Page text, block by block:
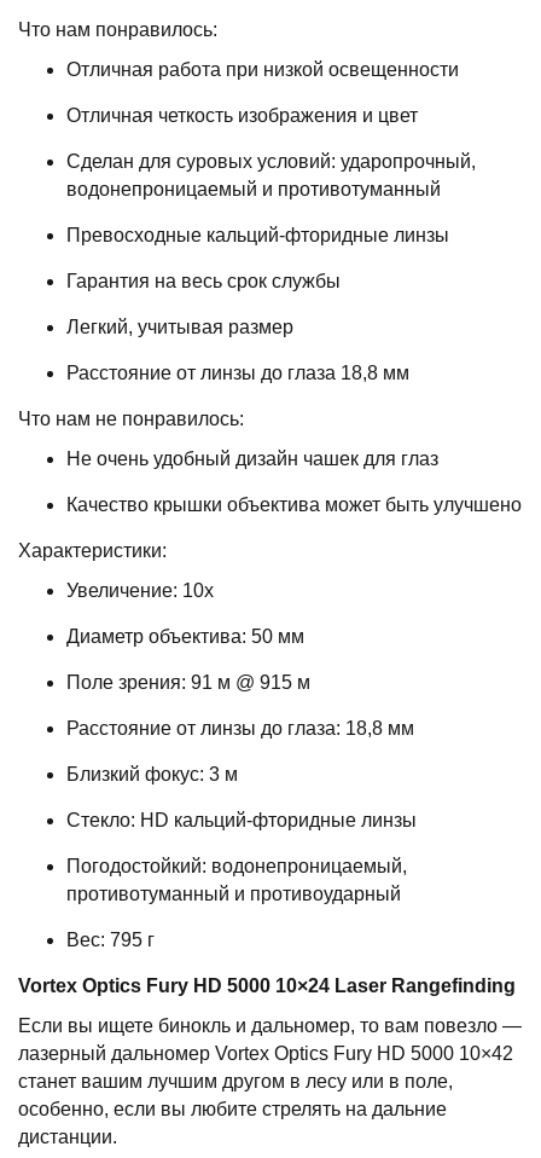
Что нам понравилось:
Отличная работа при низкой освещенности
Отличная четкость изображения и цвет
Сделан для суровых условий: ударопрочный,
водонепроницаемый и противотуманный
Превосходные кальций-фторидные линзы
Гарантия на весь срок службы
Легкий, учитывая размер
Расстояние от линзы до глаза 18,8 мм
Что нам не понравилось:
Не очень удобный дизайн чашек для глаз
Качество крышки объектива может быть улучшено
Характеристики:
Увеличение: 10x
Диаметр объектива: 50 мм
Поле зрения: 91 м @ 915 м
Расстояние от линзы до глаза: 18,8 мм
Близкий фокус: 3 м
Стекло: HD кальций-фторидные линзы
Погодостойкий: водонепроницаемый,
противотуманный и противоударный
Вес: 795 г
Vortex Optics Fury HD 5000 10×24 Laser Rangefinding
Если вы ищете бинокль и дальномер, то вам повезло —
лазерный дальномер Vortex Optics Fury HD 5000 10×42
станет вашим лучшим другом в лесу или в поле,
особенно, если вы любите стрелять на дальние
дистанции.